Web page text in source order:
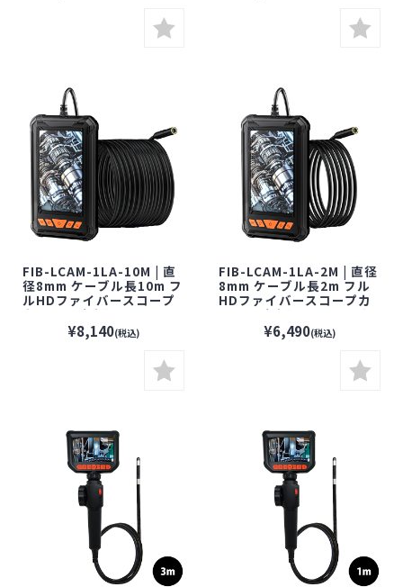
FIB-LCAM-1LA-10M | 直
径8mm ケーブル長10m フ
ルHDファイバースコープ
カメラ【防水】【ファイ
バースコープ】【小型カメ
¥8,140(税込)
FIB-LCAM-1LA-2M | 直径
8mm ケーブル長2m フル
HDファイバースコープカ
メラ【防水】【ファイバ
ースコープ】【小型カメ
¥6,490(税込)